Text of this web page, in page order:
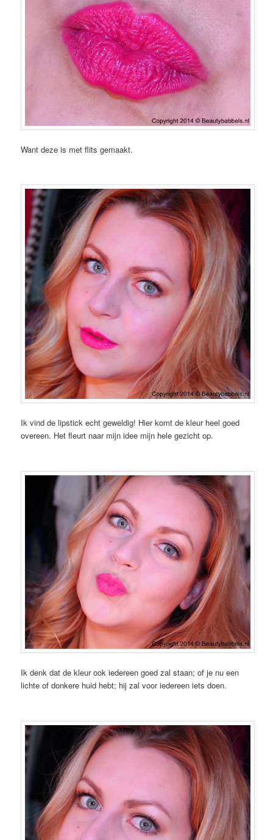
Want deze is met flits gemaakt.
Ik vind de lipstick echt geweldig! Hier komt de kleur heel goed
overeen. Het fleurt naar mijn idee mijn hele gezicht op.
Ik denk dat de kleur ook iedereen goed zal staan; of je nu een
lichte of donkere huid hebt; hij zal voor iedereen iets doen.